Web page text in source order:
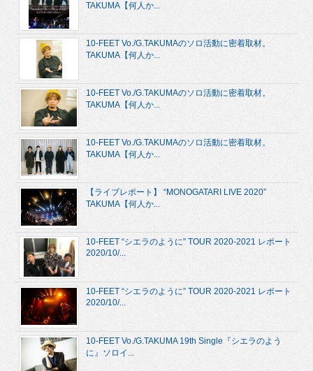
TAKUMA【何人か...
10-FEET Vo./G.TAKUMAのソロ活動に密着取材。
TAKUMA【何人か...
10-FEET Vo./G.TAKUMAのソロ活動に密着取材。
TAKUMA【何人か...
10-FEET Vo./G.TAKUMAのソロ活動に密着取材。
TAKUMA【何人か...
【ライブレポート】 “MONOGATARI LIVE 2020”
TAKUMA【何人か...
10-FEET “シエラのように” TOUR 2020-2021 レポート
2020/10/...
10-FEET “シエラのように” TOUR 2020-2021 レポート
2020/10/...
10-FEET Vo./G.TAKUMA 19th Single『シエラのよう
に』ソロイ...